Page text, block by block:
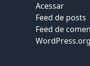
Acessar
Feed de posts
Feed de
WordPress.org